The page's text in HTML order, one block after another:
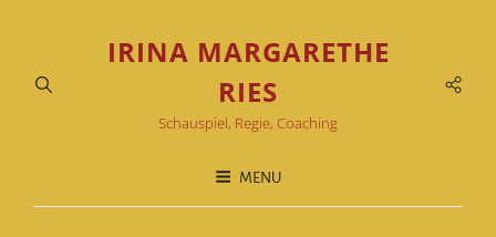
IRINA MARGARETHE
RIES
Schauspiel, Regie, Coaching
MENU